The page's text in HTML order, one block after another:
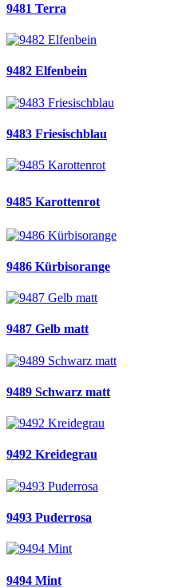
9481 Terra
9482 Elfenbein
9483 Friesischblau
9485 Karottenrot
9486 Kürbisorange
9487 Gelb matt
9489 Schwarz matt
9492 Kreidegrau
9493 Puderrosa
9494 Mint